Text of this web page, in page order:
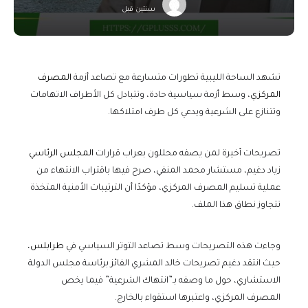
سنتين قبل
تشهد الساحة الليبية تطورات متسارعة مع تصاعد أزمة المصرف
المركزي، وسط أزمة سياسية حادة، وتتبادل كل الأطراف الاتهامات
وتتنازع على الشرعية ويدعي كل طرف امتلاكها.
تصريحات أخيرة لمن يصفه محللون بعراب قرارات المجلس الرئاسي
زياد دغيم، مستشار محمد المنفي، صرح فيها باقتراب الانتهاء من
عملية تسليم المصرف المركزي، مؤكدًا أن الترتيبات الأمنية المتخذة
تتجاوز نطاق هذا الملف.
وجاءت هذه التصريحات وسط تصاعد التوتر السياسي في طرابلس،
حيث انتقد دغيم تصريحات خالد المشري الفائز برئاسة مجلس الدولة
الاستشاري، حول ما وصفه بـ”انتهاك الشرعية” فيما يخص
المصرف المركزي، واعتبرها استقواء بالخارج.